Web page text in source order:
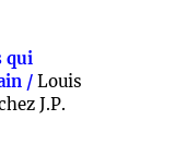
qui
/ Louis
J.P.